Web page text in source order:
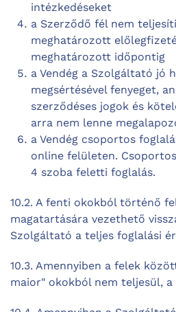
intézkedéseket
a Szerződő fél nem
meghatározott
meghatározott időpontig
a Vendég a Szolgáltató jó
megsértésével fenyeget,
szerződéses jogok és
arra nem lenne
a Vendég csoportos
online felületen.
4 szoba feletti foglalás.
10.2. A fenti okokból történő
magatartására vezethető
Szolgáltató a teljes foglalási
10.3. Amennyiben a felek
maior" okokból nem teljesül, a